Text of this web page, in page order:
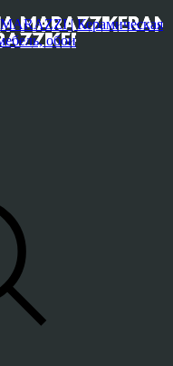
| Керамическая
обои